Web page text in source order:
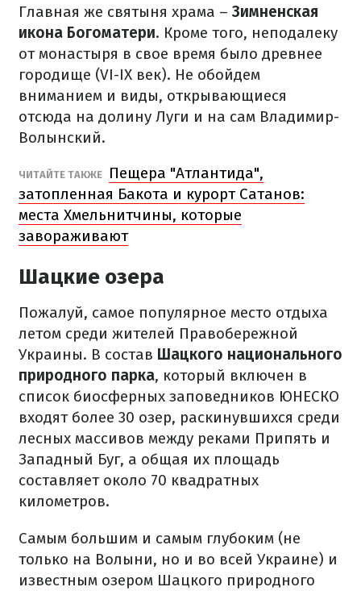
Главная же святыня храма – Зимненская
икона Богоматери. Кроме того, неподалеку
от монастыря в свое время было древнее
городище (VI-IX век). Не обойдем
вниманием и виды, открывающиеся
отсюда на долину Луги и на сам Владимир-
Волынский.
ЧИТАЙТЕ ТАКЖЕ
Пещера "Атлантида",
затопленная Бакота и курорт Сатанов:
места Хмельнитчины, которые
завораживают
Шацкие озера
Пожалуй, самое популярное место отдыха
летом среди жителей Правобережной
Украины. В состав Шацкого национального
природного парка, который включен в
список биосферных заповедников ЮНЕСКО
входят более 30 озер, раскинувшихся среди
лесных массивов между реками Припять и
Западный Буг, а общая их площадь
составляет около 70 квадратных
километров.
Самым большим и самым глубоким (не
только на Волыни, но и во всей Украине) и
известным озером Шацкого природного